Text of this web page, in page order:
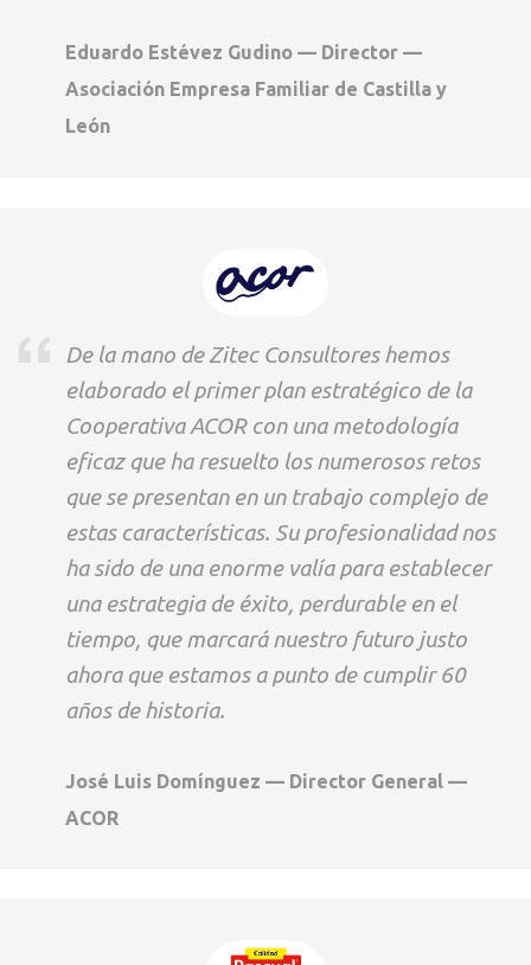
Eduardo Estévez Gudino — Director —
Asociación Empresa Familiar de Castilla y
León
De la mano de Zitec Consultores hemos
elaborado el primer plan estratégico de la
Cooperativa ACOR con una metodología
eficaz que ha resuelto los numerosos retos
que se presentan en un trabajo complejo de
estas características. Su profesionalidad nos
ha sido de una enorme valía para establecer
una estrategia de éxito, perdurable en el
tiempo, que marcará nuestro futuro justo
ahora que estamos a punto de cumplir 60
años de historia.
José Luis Domínguez — Director General —
ACOR